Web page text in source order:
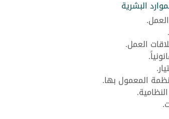
البشرية
العمل.
المعمول بها.